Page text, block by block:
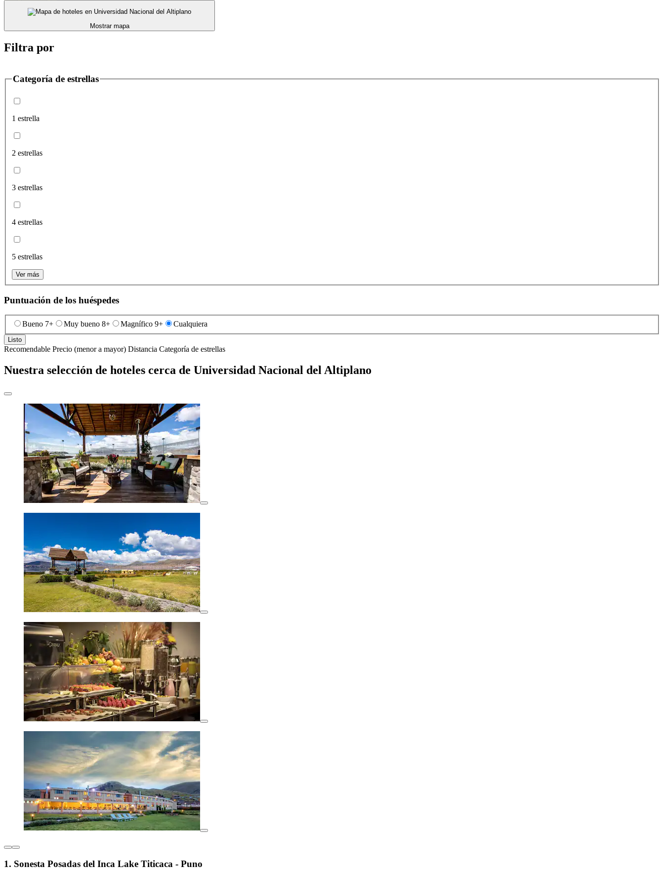
Mostrar mapa
Filtra por
Categoría de estrellas
1 estrella
2 estrellas
3 estrellas
4 estrellas
5 estrellas
Ver más
Puntuación de los huéspedes
Bueno 7+ Muy bueno 8+ Magnífico 9+ Cualquiera
Listo
Recomendable Precio (menor a mayor) Distancia Categoría de estrellas
Nuestra selección de hoteles cerca de Universidad Nacional del Altiplano
1. Sonesta Posadas del Inca Lake Titicaca - Puno